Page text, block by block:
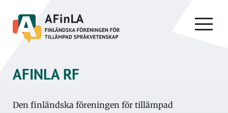
content
AFINLA RF
Den finländska föreningen för tillämpad